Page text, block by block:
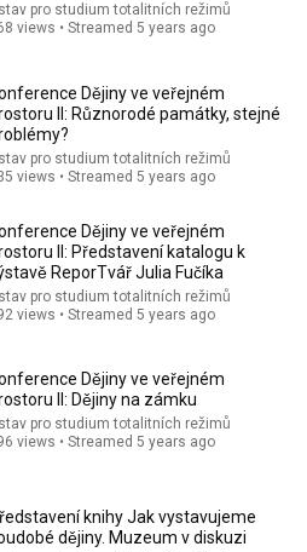
v Jihlavě / Libor Svoboda
režimů
pro studium totalitních režimů
views • Streamed 5 years ago
Dějiny ve veřejném
II: Různorodé památky, stejné
pro studium totalitních režimů
views • Streamed 5 years ago
Dějiny ve veřejném
II: Představení katalogu k
ReporTvář Julia Fučíka
pro studium totalitních režimů
views • Streamed 5 years ago
Dějiny ve veřejném
II: Dějiny na zámku
pro studium totalitních režimů
views • Streamed 5 years ago
knihy Jak vystavujeme
dějiny. Muzeum v diskuzi